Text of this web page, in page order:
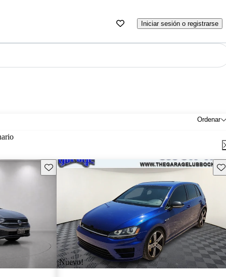
Iniciar sesión o registrarse
Ordenar
Guarda este Aviso
¡Nuevo!